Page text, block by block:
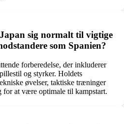
sig normalt til vigtige
som Spanien?
forberedelse, der inkluderer
og styrker. Holdets
øvelser, taktiske træninger
at være optimale til kampstart.